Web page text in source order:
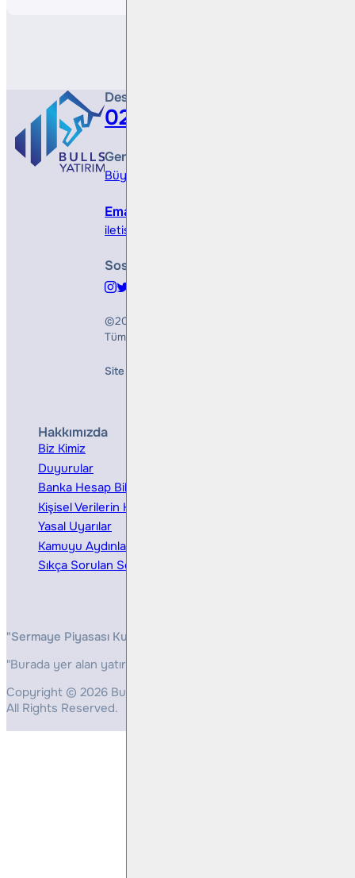
Destek Hattı
0212 410 0500
Genel Müdürlük
Büyükdere Cad. No 173, 1. Levent Plaza, B
Email
iletisim@bullsyatirim.com
Sosyal Medya
©2026
Tüm Hakları Saklıdır
Site Creation & Technology by
Hakkımızda
Biz Kimiz
Duyurular
Banka Hesap Bilgileri
Kişisel Verilerin Korunması
Yasal Uyarılar
Kamuyu Aydınlatma
Sıkça Sorulan Sorular
"Sermaye Piyasası Kurulunun, Yatırım Hizmetleri ve
"Burada yer alan yatırım bilgi, yorum ve tavsiyeleri yatırım
Copyright © 2026 Bulls Yatırım Menkul Değerler
All Rights Reserved.